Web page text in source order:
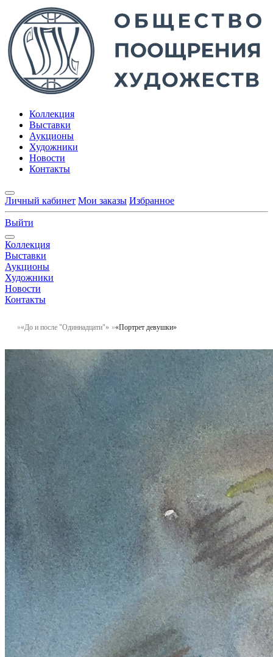
Коллекция
Выставки
Аукционы
Художники
Новости
Контакты
Личный кабинет Мои заказы Избранное
Выйти
Коллекция
Выставки
Аукционы
Художники
Новости
Контакты
«До и после "Одиннадцати"» «Портрет девушки»